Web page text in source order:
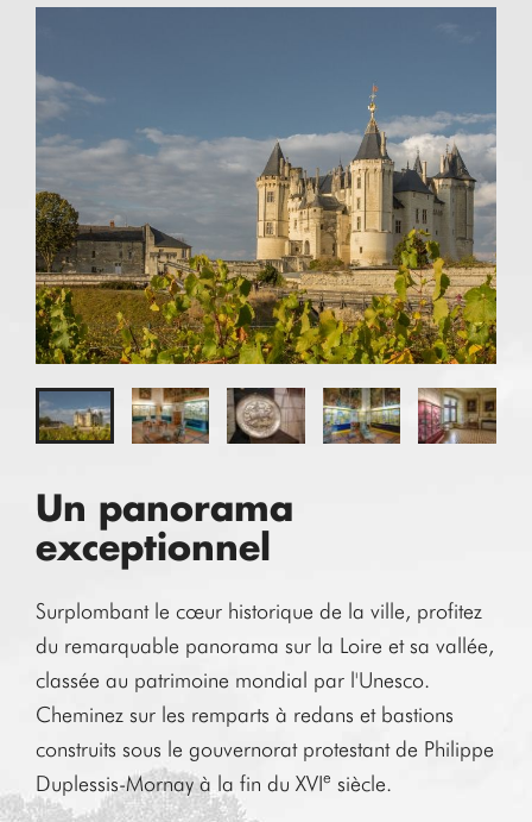
Un panorama
exceptionnel
Surplombant le cœur historique de la ville, profitez
du remarquable panorama sur la Loire et sa vallée,
classée au patrimoine mondial par l'Unesco.
Cheminez sur les remparts à redans et bastions
construits sous le gouvernorat protestant de Philippe
Duplessis-Mornay à la fin du XVIe siècle.